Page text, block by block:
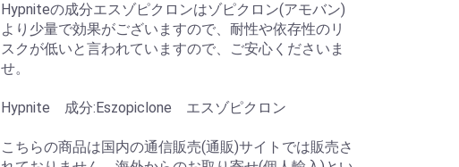
Hypniteの成分エスゾピクロンはゾピクロン(アモバン)
より少量で効果がございますので、耐性や依存性のリ
スクが低いと言われていますので、ご安心くださいま
せ。
Hypnite 成分:Eszopiclone エスゾピクロン
こちらの商品は国内の通信販売(通販)サイトでは販売さ